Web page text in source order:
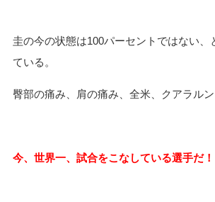
圭の今の状態は100パーセントではない、
ている。
臀部の痛み、肩の痛み、全米、クアラルン
今、世界一、試合をこなしている選手だ！